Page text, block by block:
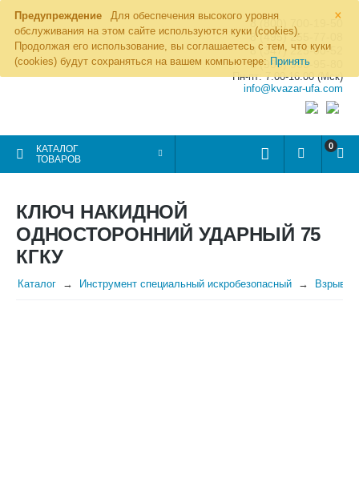
×
Предупреждение
Для обеспечения высокого уровня
обслуживания на этом сайте используются куки (cookies).
Продолжая его использование, вы соглашаетесь с тем, что куки
(cookies) будут сохраняться на вашем компьютере: Принять
8 (800) 700-19-50
8 (495) 255-77-08
8 (347) 225-00-52
8 (986) 963-95-80
Пн-пт: 7.00-16.00 (Мск)
info@kvazar-ufa.com
КАТАЛОГ
ТОВАРОВ
0
КЛЮЧ НАКИДНОЙ
ОДНОСТОРОННИЙ УДАРНЫЙ 75
КГКУ
Каталог Инструмент специальный искробезопасный